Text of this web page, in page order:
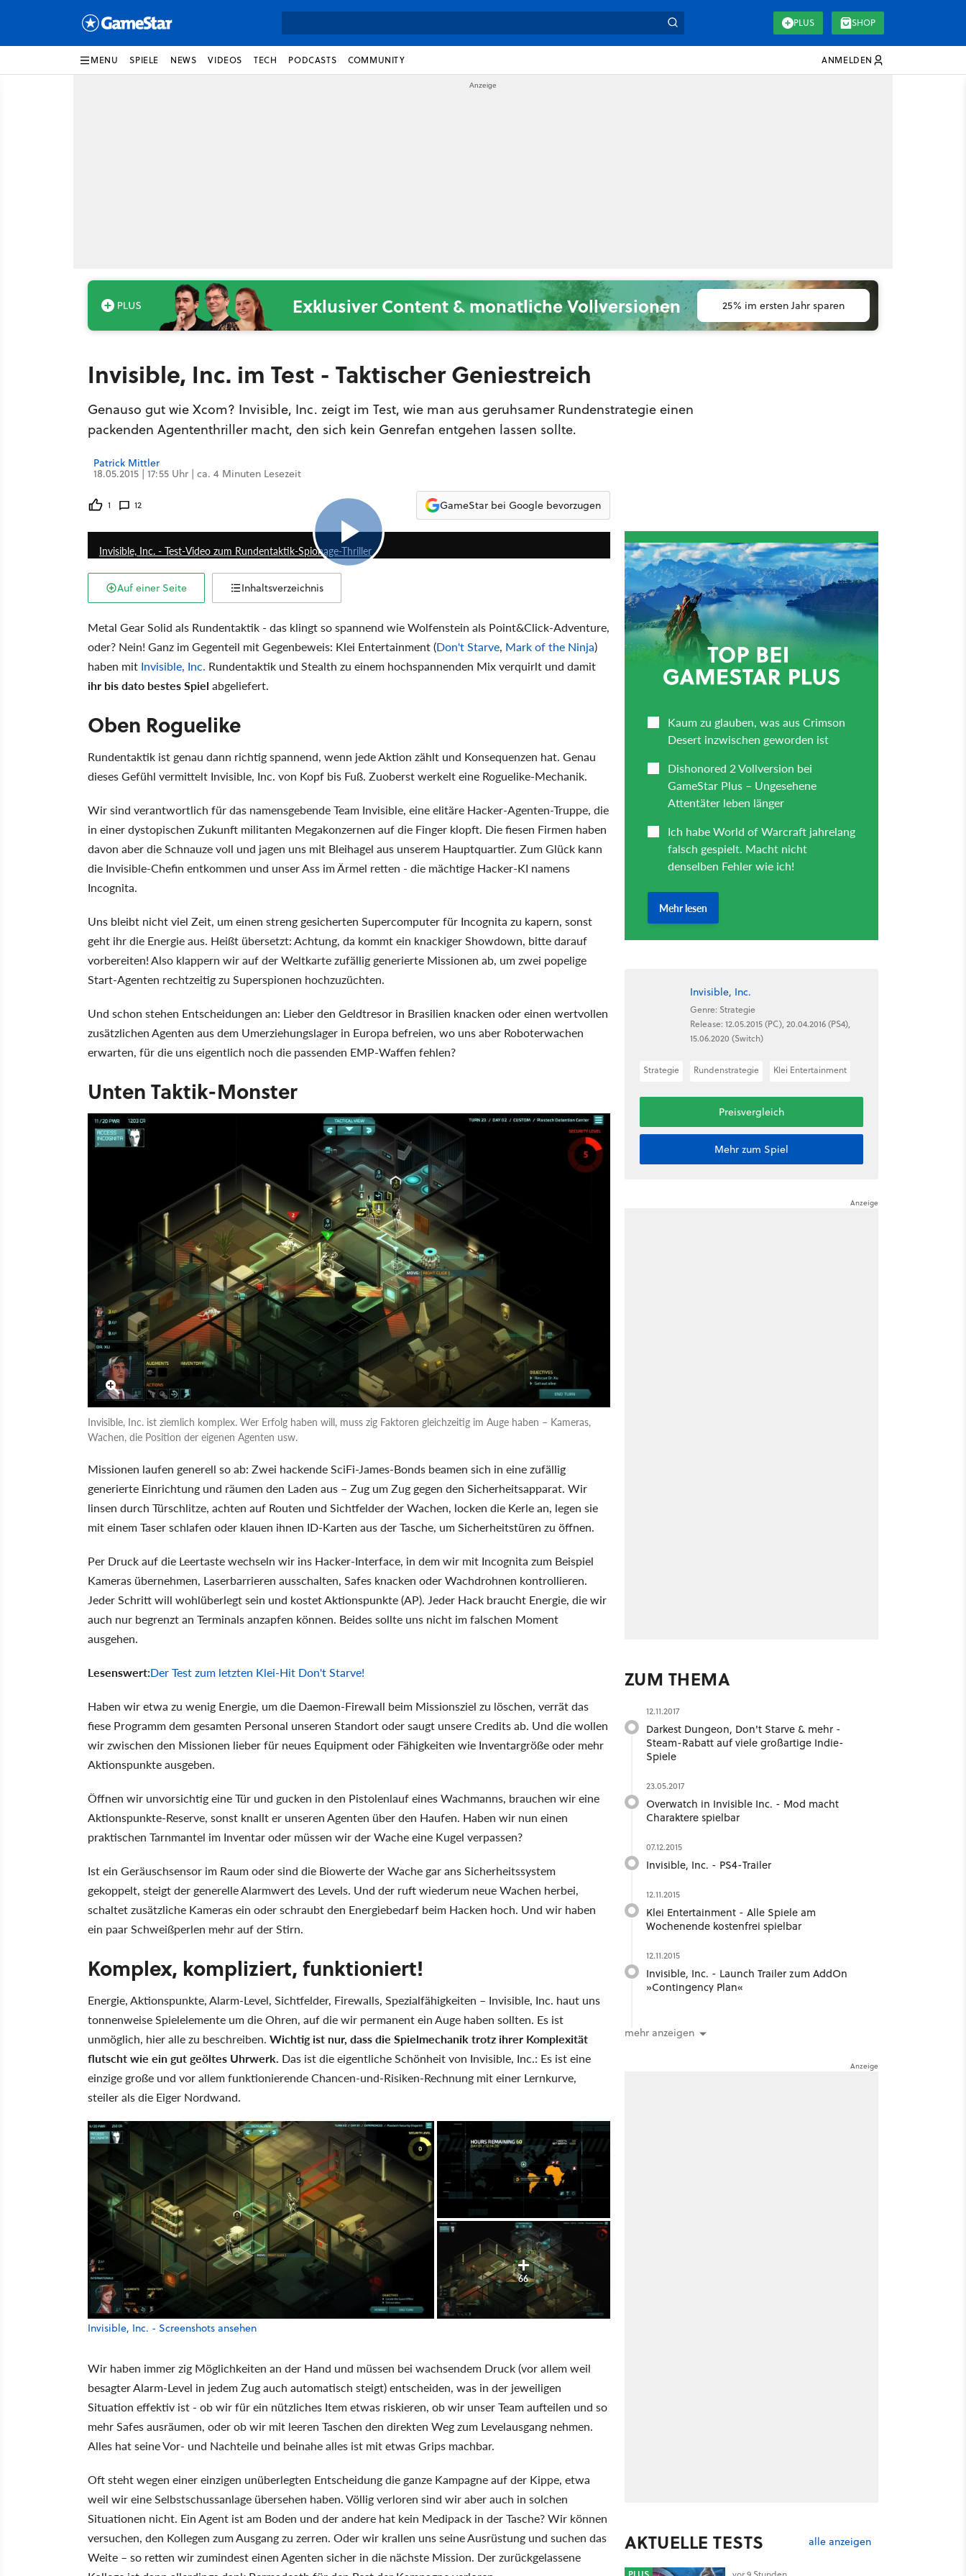
PLUS SHOP
MENU SPIELE NEWS VIDEOS TECH PODCASTS COMMUNITY ANMELDEN
Exklusiver Content & monatliche Vollversionen 25% im ersten Jahr sparen
Invisible, Inc. im Test - Taktischer Geniestreich
Genauso gut wie Xcom? Invisible, Inc. zeigt im Test, wie man aus geruhsamer Rundenstrategie einen
packenden Agententhriller macht, den sich kein Genrefan entgehen lassen sollte.
Patrick Mittler
18.05.2015 | 17:55 Uhr | ca. 4 Minuten Lesezeit
1 12 GameStar bei Google bevorzugen
4:41
Invisible, Inc. - Test-Video zum Rundentaktik-Spionage-Thriller
Auf einer Seite Inhaltsverzeichnis
Metal Gear Solid als Rundentaktik - das klingt so spannend wie Wolfenstein als Point&Click-Adventure,
oder? Nein! Ganz im Gegenteil mit Gegenbeweis: Klei Entertainment (Don't Starve, Mark of the Ninja)
haben mit Invisible, Inc. Rundentaktik und Stealth zu einem hochspannenden Mix verquirlt und damit
ihr bis dato bestes Spiel abgeliefert.
Oben Roguelike
Rundentaktik ist genau dann richtig spannend, wenn jede Aktion zählt und Konsequenzen hat. Genau
dieses Gefühl vermittelt Invisible, Inc. von Kopf bis Fuß. Zuoberst werkelt eine Roguelike-Mechanik.
Wir sind verantwortlich für das namensgebende Team Invisible, eine elitäre Hacker-Agenten-Truppe, die
in einer dystopischen Zukunft militanten Megakonzernen auf die Finger klopft. Die fiesen Firmen haben
davon aber die Schnauze voll und jagen uns mit Bleihagel aus unserem Hauptquartier. Zum Glück kann
die Invisible-Chefin entkommen und unser Ass im Ärmel retten - die mächtige Hacker-KI namens
Incognita.
Uns bleibt nicht viel Zeit, um einen streng gesicherten Supercomputer für Incognita zu kapern, sonst
geht ihr die Energie aus. Heißt übersetzt: Achtung, da kommt ein knackiger Showdown, bitte darauf
vorbereiten! Also klappern wir auf der Weltkarte zufällig generierte Missionen ab, um zwei popelige
Start-Agenten rechtzeitig zu Superspionen hochzuzüchten.
Und schon stehen Entscheidungen an: Lieber den Geldtresor in Brasilien knacken oder einen wertvollen
zusätzlichen Agenten aus dem Umerziehungslager in Europa befreien, wo uns aber Roboterwachen
erwarten, für die uns eigentlich noch die passenden EMP-Waffen fehlen?
Unten Taktik-Monster
Invisible, Inc. ist ziemlich komplex. Wer Erfolg haben will, muss zig Faktoren gleichzeitig im Auge haben – Kameras,
Wachen, die Position der eigenen Agenten usw.
Missionen laufen generell so ab: Zwei hackende SciFi-James-Bonds beamen sich in eine zufällig
generierte Einrichtung und räumen den Laden aus – Zug um Zug gegen den Sicherheitsapparat. Wir
linsen durch Türschlitze, achten auf Routen und Sichtfelder der Wachen, locken die Kerle an, legen sie
mit einem Taser schlafen oder klauen ihnen ID-Karten aus der Tasche, um Sicherheitstüren zu öffnen.
Per Druck auf die Leertaste wechseln wir ins Hacker-Interface, in dem wir mit Incognita zum Beispiel
Kameras übernehmen, Laserbarrieren ausschalten, Safes knacken oder Wachdrohnen kontrollieren.
Jeder Schritt will wohlüberlegt sein und kostet Aktionspunkte (AP). Jeder Hack braucht Energie, die wir
auch nur begrenzt an Terminals anzapfen können. Beides sollte uns nicht im falschen Moment
ausgehen.
Lesenswert:Der Test zum letzten Klei-Hit Don't Starve!
Haben wir etwa zu wenig Energie, um die Daemon-Firewall beim Missionsziel zu löschen, verrät das
fiese Programm dem gesamten Personal unseren Standort oder saugt unsere Credits ab. Und die wollen
wir zwischen den Missionen lieber für neues Equipment oder Fähigkeiten wie Inventargröße oder mehr
Aktionspunkte ausgeben.
Öffnen wir unvorsichtig eine Tür und gucken in den Pistolenlauf eines Wachmanns, brauchen wir eine
Aktionspunkte-Reserve, sonst knallt er unseren Agenten über den Haufen. Haben wir nun einen
praktischen Tarnmantel im Inventar oder müssen wir der Wache eine Kugel verpassen?
Ist ein Geräuschsensor im Raum oder sind die Biowerte der Wache gar ans Sicherheitssystem
gekoppelt, steigt der generelle Alarmwert des Levels. Und der ruft wiederum neue Wachen herbei,
schaltet zusätzliche Kameras ein oder schraubt den Energiebedarf beim Hacken hoch. Und wir haben
ein paar Schweißperlen mehr auf der Stirn.
Komplex, kompliziert, funktioniert!
Energie, Aktionspunkte, Alarm-Level, Sichtfelder, Firewalls, Spezialfähigkeiten – Invisible, Inc. haut uns
tonnenweise Spielelemente um die Ohren, auf die wir permanent ein Auge haben sollten. Es ist
unmöglich, hier alle zu beschreiben. Wichtig ist nur, dass die Spielmechanik trotz ihrer Komplexität
flutscht wie ein gut geöltes Uhrwerk. Das ist die eigentliche Schönheit von Invisible, Inc.: Es ist eine
einzige große und vor allem funktionierende Chancen-und-Risiken-Rechnung mit einer Lernkurve,
steiler als die Eiger Nordwand.
66
Invisible, Inc. - Screenshots ansehen
Wir haben immer zig Möglichkeiten an der Hand und müssen bei wachsendem Druck (vor allem weil
besagter Alarm-Level in jedem Zug auch automatisch steigt) entscheiden, was in der jeweiligen
Situation effektiv ist - ob wir für ein nützliches Item etwas riskieren, ob wir unser Team aufteilen und so
mehr Safes ausräumen, oder ob wir mit leeren Taschen den direkten Weg zum Levelausgang nehmen.
Alles hat seine Vor- und Nachteile und beinahe alles ist mit etwas Grips machbar.
Oft steht wegen einer einzigen unüberlegten Entscheidung die ganze Kampagne auf der Kippe, etwa
weil wir eine Selbstschussanlage übersehen haben. Völlig verloren sind wir aber auch in solchen
Situationen nicht. Ein Agent ist am Boden und der andere hat kein Medipack in der Tasche? Wir können
versuchen, den Kollegen zum Ausgang zu zerren. Oder wir krallen uns seine Ausrüstung und suchen das
Weite – so retten wir zumindest einen Agenten sicher in die nächste Mission. Der zurückgelassene
Invisible, Inc.
Genre: Strategie
Release: 12.05.2015 (PC), 20.04.2016 (PS4),
15.06.2020 (Switch)
Strategie Rundenstrategie Klei Entertainment
Preisvergleich
Mehr zum Spiel
ZUM THEMA
12.11.2017
Darkest Dungeon, Don't Starve & mehr -
Steam-Rabatt auf viele großartige Indie-
Spiele
23.05.2017
Overwatch in Invisible Inc. - Mod macht
Charaktere spielbar
07.12.2015
Invisible, Inc. - PS4-Trailer
12.11.2015
Klei Entertainment - Alle Spiele am
Wochenende kostenfrei spielbar
12.11.2015
Invisible, Inc. - Launch Trailer zum AddOn
»Contingency Plan«
mehr anzeigen
AKTUELLE TESTS alle anzeigen